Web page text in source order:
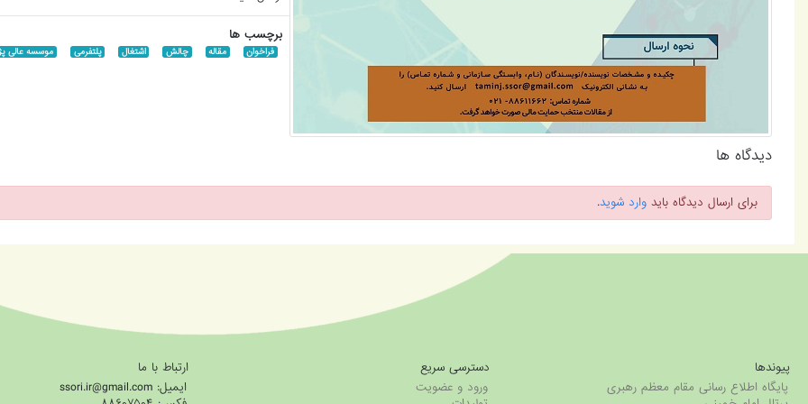
برچسب ها
فراخوان مقاله چالش اشتغال پلتفرمی موسسه عالی
دیدگاه ها
برای ارسال دیدگاه باید وارد شوید.
پیوندها
پایگاه اطلاع رسانی مقام معظم رهبری
دسترسی سریع
ورود و عضویت
ارتباط با ما
ایمیل: ssori.ir@gmail.com